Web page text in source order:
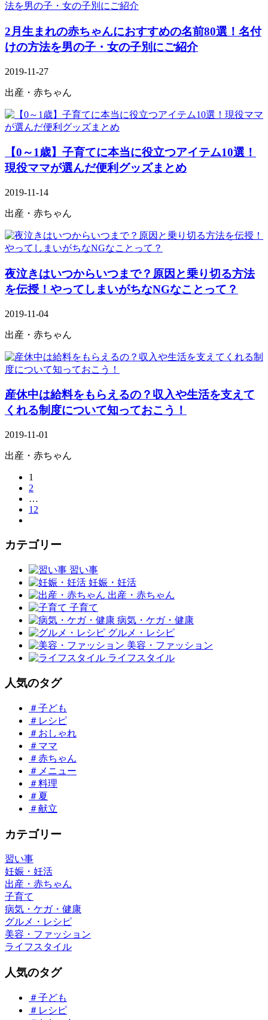
2月生まれの赤ちゃんにおすすめの名前80選！名付
けの方法を男の子・女の子別にご紹介
2019-11-27
出産・赤ちゃん
【0～1歳】子育てに本当に役立つアイテム10選！
現役ママが選んだ便利グッズまとめ
2019-11-14
出産・赤ちゃん
夜泣きはいつからいつまで？原因と乗り切る方法
を伝授！やってしまいがちなNGなことって？
2019-11-04
出産・赤ちゃん
産休中は給料をもらえるの？収入や生活を支えて
くれる制度について知っておこう！
2019-11-01
出産・赤ちゃん
1
2
…
12
カテゴリー
習い事
妊娠・妊活
出産・赤ちゃん
子育て
病気・ケガ・健康
グルメ・レシピ
美容・ファッション
ライフスタイル
人気のタグ
＃子ども
＃レシピ
＃おしゃれ
＃ママ
＃赤ちゃん
＃メニュー
＃料理
＃夏
＃献立
カテゴリー
習い事
妊娠・妊活
出産・赤ちゃん
子育て
病気・ケガ・健康
グルメ・レシピ
美容・ファッション
ライフスタイル
人気のタグ
＃子ども
＃レシピ